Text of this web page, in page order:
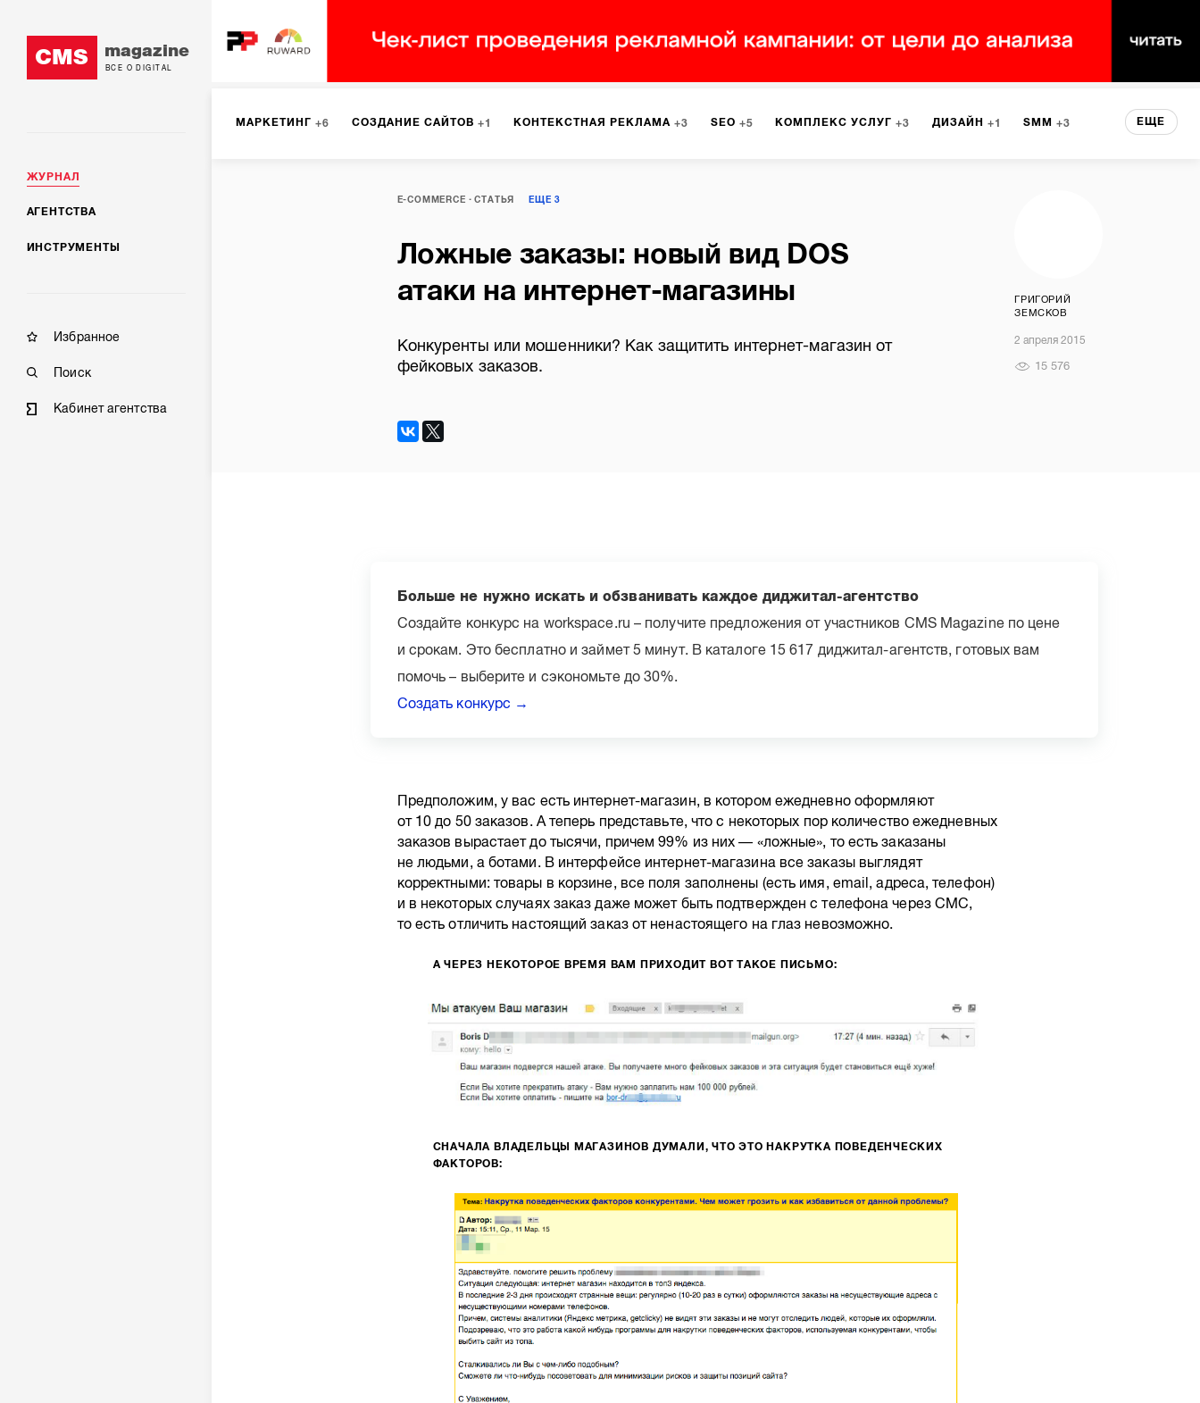
CMS magazine
ВСЕ О DIGITAL
ЖУРНАЛ
АГЕНТСТВА
ИНСТРУМЕНТЫ
Избранное
Поиск
Кабинет агентства
МАРКЕТИНГ 6 СОЗДАНИЕ САЙТОВ 1 КОНТЕКСТНАЯ РЕКЛАМА 3 SEO 5 КОМПЛЕКС УСЛУГ 3 ДИЗАЙН 1 SMM 3
ИНТЕРНЕТ-МАРКЕТИНГ 8 ПРОГРАММИРОВАНИЕ
МОБИЛЬНАЯ РАЗРАБОТКА ЮЗАБИЛИТИ ИНТРАНЕТ МОНИТОРИНГ МЕНЕДЖМЕНТ 1
ЕЩЕ
E-COMMERCE СТАТЬЯ ЕЩЕ3
Ложные заказы: новый вид DOS
атаки на интернет-магазины
Конкуренты или мошенники? Как защитить интернет-магазин от
фейковых заказов.
ГРИГОРИЙ
ЗЕМСКОВ
2 апреля 2015
15 576
Больше не нужно искать и обзванивать каждое диджитал-агентство
Создайте конкурс на workspace.ru – получите предложения от участников CMS Magazine по цене
и срокам. Это бесплатно и займет 5 минут. В каталоге 15 617 диджитал-агентств, готовых вам
помочь – выберите и сэкономьте до 30%.
Создать конкурс →
Предположим, у вас есть интернет-магазин, в котором ежедневно оформляют
от 10 до 50 заказов. А теперь представьте, что с некоторых пор количество ежедневных
заказов вырастает до тысячи, причем 99% из них — «ложные», то есть заказаны
не людьми, а ботами. В интерфейсе интернет-магазина все заказы выглядят
корректными: товары в корзине, все поля заполнены (есть имя, email, адреса, телефон)
и в некоторых случаях заказ даже может быть подтвержден с телефона через СМС,
то есть отличить настоящий заказ от ненастоящего на глаз невозможно.
А ЧЕРЕЗ НЕКОТОРОЕ ВРЕМЯ ВАМ ПРИХОДИТ ВОТ ТАКОЕ ПИСЬМО:
СНАЧАЛА ВЛАДЕЛЬЦЫ МАГАЗИНОВ ДУМАЛИ, ЧТО ЭТО НАКРУТКА ПОВЕДЕНЧЕСКИХ
ФАКТОРОВ: